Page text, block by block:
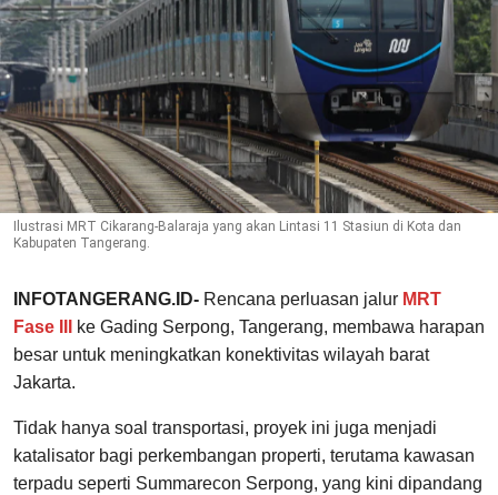
Ilustrasi MRT Cikarang-Balaraja yang akan Lintasi 11 Stasiun di Kota dan
Kabupaten Tangerang.
INFOTANGERANG.ID- Rencana perluasan jalur MRT
Fase III
ke Gading Serpong, Tangerang, membawa harapan
besar untuk meningkatkan konektivitas wilayah barat
Jakarta.
Tidak hanya soal transportasi, proyek ini juga menjadi
katalisator bagi perkembangan properti, terutama kawasan
terpadu seperti Summarecon Serpong, yang kini dipandang